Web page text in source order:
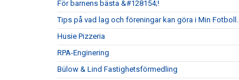
För barnens bästa &#128154;!
Tips på vad lag och föreningar kan göra i Min Fotboll.
Husie Pizzeria
RPA-Enginering
Bülow & Lind Fastighetsförmedling